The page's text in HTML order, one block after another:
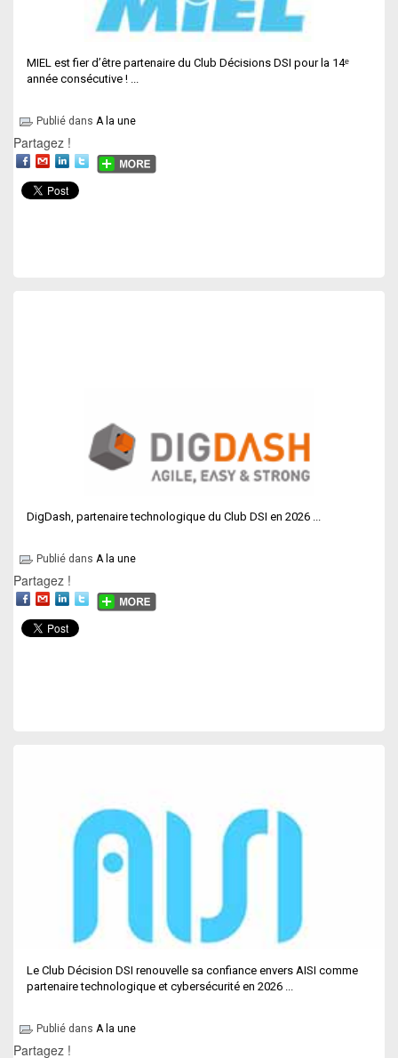
MIEL est fier d’être partenaire du Club Décisions DSI pour la 14ᵉ
année consécutive ! ...
Publié dans A la une
Partagez !
DigDash, partenaire technologique du Club DSI en 2026 ...
Publié dans A la une
Partagez !
Le Club Décision DSI renouvelle sa confiance envers AISI comme
partenaire technologique et cybersécurité en 2026 ...
Publié dans A la une
Partagez !